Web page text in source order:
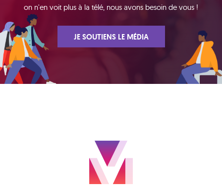
on n'en voit plus à la télé, nous avons besoin de vous !
JE SOUTIENS LE MÉDIA